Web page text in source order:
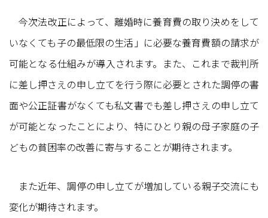
今次法改正によって、離婚時に養育費の取り決めをして
いなくても子の最低限の生活」に必要な養育費額の請求が
可能となる仕組みが導入されます。また、これまで裁判所
に差し押さえの申し立てを行う際に必要とされた調停の書
面や公正証書がなくても私文書でも差し押さえの申し立て
が可能となったことにより、特にひとり親の母子家庭の子
どもの貧困率の改善に寄与することが期待されます。
また近年、調停の申し立てが増加している親子交流にも
変化が期待されます。